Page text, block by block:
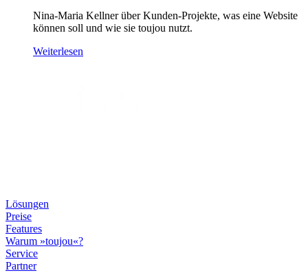
Nina-Maria Kellner über Kunden-Projekte, was eine Website
können soll und wie sie toujou nutzt.
Weiterlesen
Lösungen
Preise
Features
Warum »toujou«?
Service
Partner